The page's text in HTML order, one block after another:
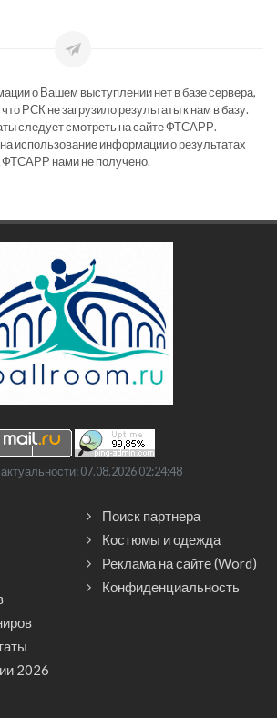
о Вашем выступлении нет в базе сервера,
РСК не загрузило результаты к нам в базу.
следует смотреть на сайте ФТСАРР.
использование информации о результатах
ФТСАРР нами не получено.
07.08.2026 02:24:48
2026
Поиск партнера
Костюмы и одежда
Реклама на сайте (Word)
Конфиденциальность